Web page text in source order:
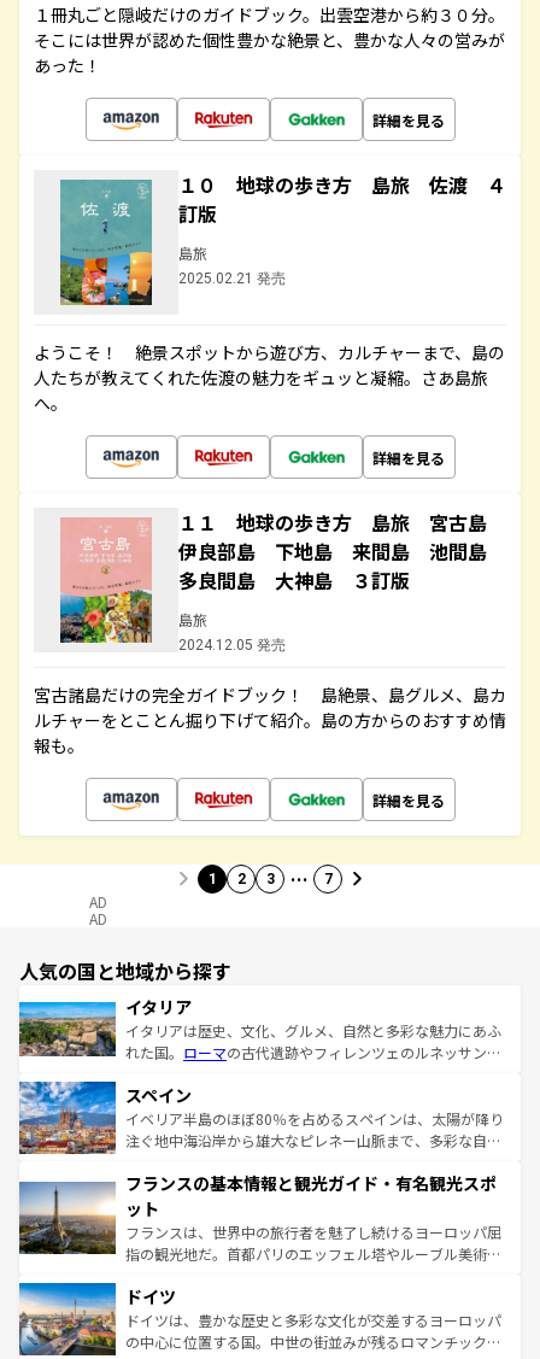
１冊丸ごと隠岐だけのガイドブック。出雲空港から約３０分。
そこには世界が認めた個性豊かな絶景と、豊かな人々の営みが
あった！
詳細を見る
１０ 地球の歩き方 島旅 佐渡 ４
訂版
島旅
2025.02.21 発売
ようこそ！ 絶景スポットから遊び方、カルチャーまで、島の
人たちが教えてくれた佐渡の魅力をギュッと凝縮。さあ島旅
へ。
詳細を見る
１１ 地球の歩き方 島旅 宮古島
伊良部島 下地島 来間島 池間島
多良間島 大神島 ３訂版
島旅
2024.12.05 発売
宮古諸島だけの完全ガイドブック！ 島絶景、島グルメ、島カ
ルチャーをとことん掘り下げて紹介。島の方からのおすすめ情
報も。
詳細を見る
1 2 3 … 7
AD
AD
人気の国と地域から探す
イタリア
イタリアは歴史、文化、グルメ、自然と多彩な魅力にあふ
れた国。 ローマの古代遺跡やフィレンツェのルネッサンス
ろん、トスカーナの美しい田園風景やアマルフィ海岸の絶
景など、自然景観も見逃せない。観光の合間には、本場の
ピザやパスタなど、絶品のイタリア料理を堪能することも
ませてくれるイタリアで、忘れられない旅をしてみよう！
なお、新着のイタリア情報は
しい。
スペイン
イベリア半島のほぼ80％を占めるスペインは、太陽が降り
注ぐ地中海沿岸から雄大なピレネー山脈まで、多彩な自然
文化が根付くこの国では、情熱的なフラメンコ、熱気あふ
れる闘牛、そして美味しいタパスが生活の一部となってい
る。首都マドリードの洗練された雰囲気や、バルセロナの
アートに溢れた街角から、地方では古代ローマ遺跡や中世
せる。地方によって風土や気候が異なるスペインはその個
性で訪れる人を魅了する。 なお、新着のスペイン情報は コ
ンテンツ一覧を参照してほしい。
フランスの基本情報と観光ガイド・有名観光スポ
ット
フランスは、世界中の旅行者を魅了し続けるヨーロッパ屈
指の観光地だ。首都パリのエッフェル塔やルーブル美術館
で、幅広い魅力が詰まっている。華麗な宮殿、歴史的な大
聖堂、美しいビーチ、そして豊かな自然が、訪れる者を心
から魅了する。また、フランスは美食の国としても知ら
ドイツ
ドイツは、豊かな歴史と多彩な文化が交差するヨーロッパ
の中心に位置する国。中世の街並みが残るロマンチック街